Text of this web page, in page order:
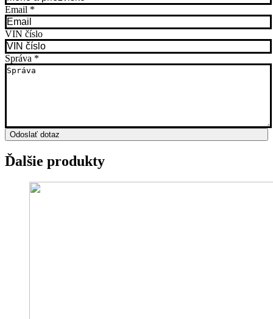
Email *
VIN číslo
Správa *
Odoslať dotaz
Ďalšie produkty